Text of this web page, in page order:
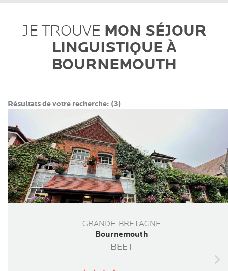
JE TROUVE MON SÉJOUR
LINGUISTIQUE À
BOURNEMOUTH
Résultats de votre recherche: (3)
GRANDE-BRETAGNE
Bournemouth
BEET